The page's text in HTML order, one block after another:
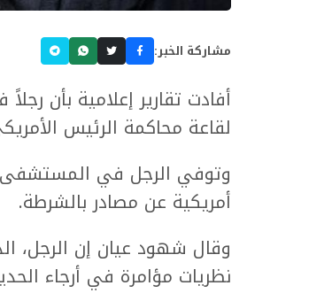
مشاركة الخبر:
أفادت تقارير إعلامية بأن
لقاعة محاكمة الرئيس
وتوفي الرجل في المستشفى
أمريكية عن مصادر بالشرطة.
وقال شهود عيان إن الرجل،
نظريات مؤامرة في أرجاء